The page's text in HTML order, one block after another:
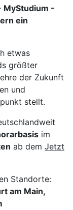
MyStudium -
ein
etwas
größter
der Zukunft
und
stellt.
im
ab dem Jetzt
Standorte:
am Main,